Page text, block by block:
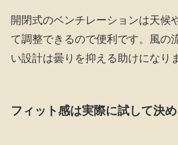
開閉式のベンチレーションは天候
て調整できるので便利です。風の
い設計は曇りを抑える助けになり
フィット感は実際に試して決